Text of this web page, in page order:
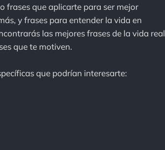
frases que aplicarte para ser mejor
y frases para entender la vida en
las mejores frases de la vida real
que te motiven.
que podrían interesarte: